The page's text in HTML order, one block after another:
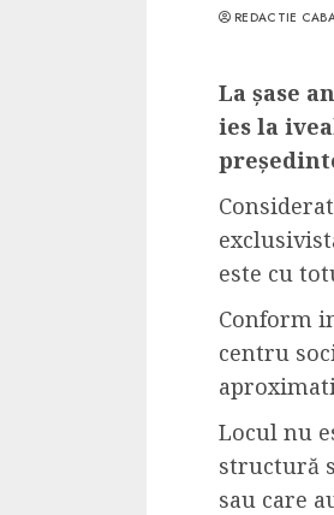
REDACTIE
La șase
ies la
este cu
Conform
centru
Locul nu
structură
sau care